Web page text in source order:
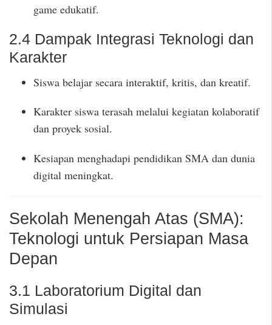
game edukatif.
2.4 Dampak Integrasi Teknologi dan
Karakter
Siswa belajar secara interaktif, kritis, dan kreatif.
Karakter siswa terasah melalui kegiatan kolaboratif
dan proyek sosial.
Kesiapan menghadapi pendidikan SMA dan dunia
digital meningkat.
Sekolah Menengah Atas (SMA):
Teknologi untuk Persiapan Masa
Depan
3.1 Laboratorium Digital dan
Simulasi